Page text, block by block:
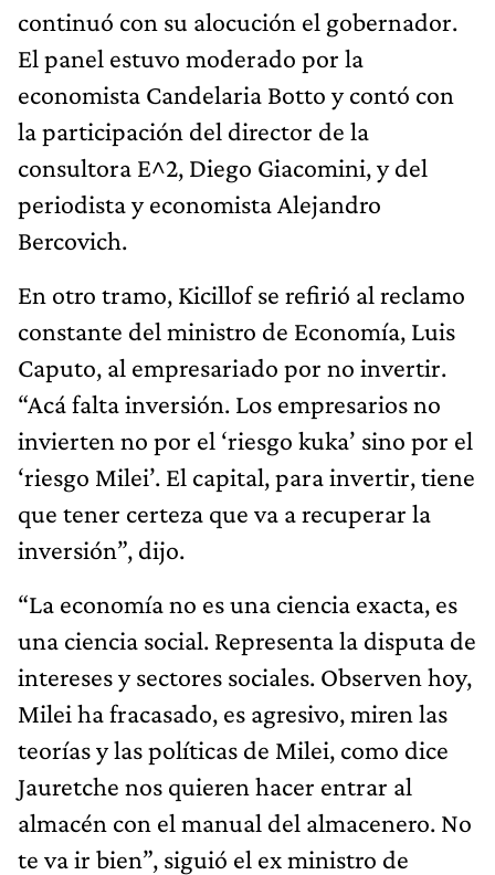
continuó con su alocución el gobernador.
El panel estuvo moderado por la
economista Candelaria Botto y contó con
la participación del director de la
consultora E^2, Diego Giacomini, y del
periodista y economista Alejandro
Bercovich.
En otro tramo, Kicillof se refirió al reclamo
constante del ministro de Economía, Luis
Caputo, al empresariado por no invertir.
“Acá falta inversión. Los empresarios no
invierten no por el ‘riesgo kuka’ sino por el
‘riesgo Milei’. El capital, para invertir, tiene
que tener certeza que va a recuperar la
inversión”, dijo.
“La economía no es una ciencia exacta, es
una ciencia social. Representa la disputa de
intereses y sectores sociales. Observen hoy,
Milei ha fracasado, es agresivo, miren las
teorías y las políticas de Milei, como dice
Jauretche nos quieren hacer entrar al
almacén con el manual del almacenero. No
te va ir bien”, siguió el ex ministro de